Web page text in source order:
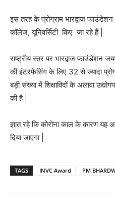
इस तरह के प्रोग्राम भारद्वाज
कॉलेज, यूनिवर्सिटी किए जा रहे हैं |
राष्ट्रीय स्तर पर भारद्वाज फाउंडेशन
की इंटरफेसिंग के लिए 32 से ज्यादा
बड़ी संख्या में शिक्षाविदों के अलावा
की है |
ज्ञात रहे कि कोरोना काल के कारण यह
दिया जाएगा |
TAGS INVC Award PM